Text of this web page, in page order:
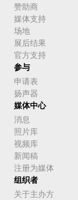
赞助商
媒体支持
场地
展后结果
官方支持
参与
申请表
扬声器
媒体中心
消息
照片库
视频库
新闻稿
注册为媒体
组织者
关于主办方